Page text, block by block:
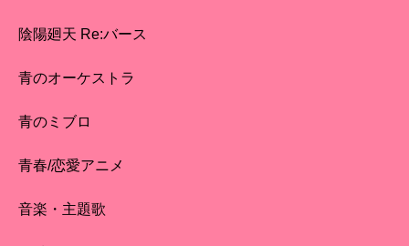
陰陽廻天 Re:バース
青のオーケストラ
青のミブロ
青春/恋愛アニメ
音楽・主題歌